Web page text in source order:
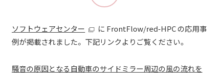
ソフトウェアセンター
に FrontFlow/red-HPC の応用事
例が掲載されました。下記リンクよりご覧ください。
騒音の原因となる自動車のサイドミラー周辺の風の流れを